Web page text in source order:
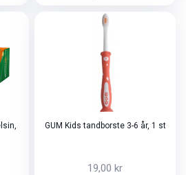
GUM Kids tandborste 3-6 år, 1 st
19,00 kr